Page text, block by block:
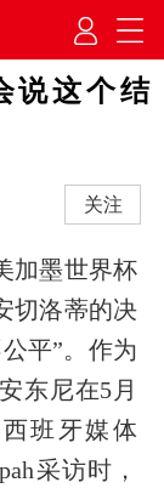
说这个结
关注
加墨世界杯
切洛蒂的决
平”。作为
东尼在5月
班牙媒体
采访时，